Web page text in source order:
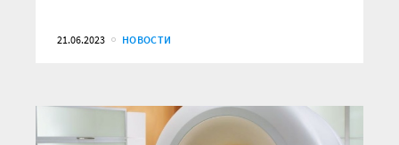
21.06.2023 НОВОСТИ